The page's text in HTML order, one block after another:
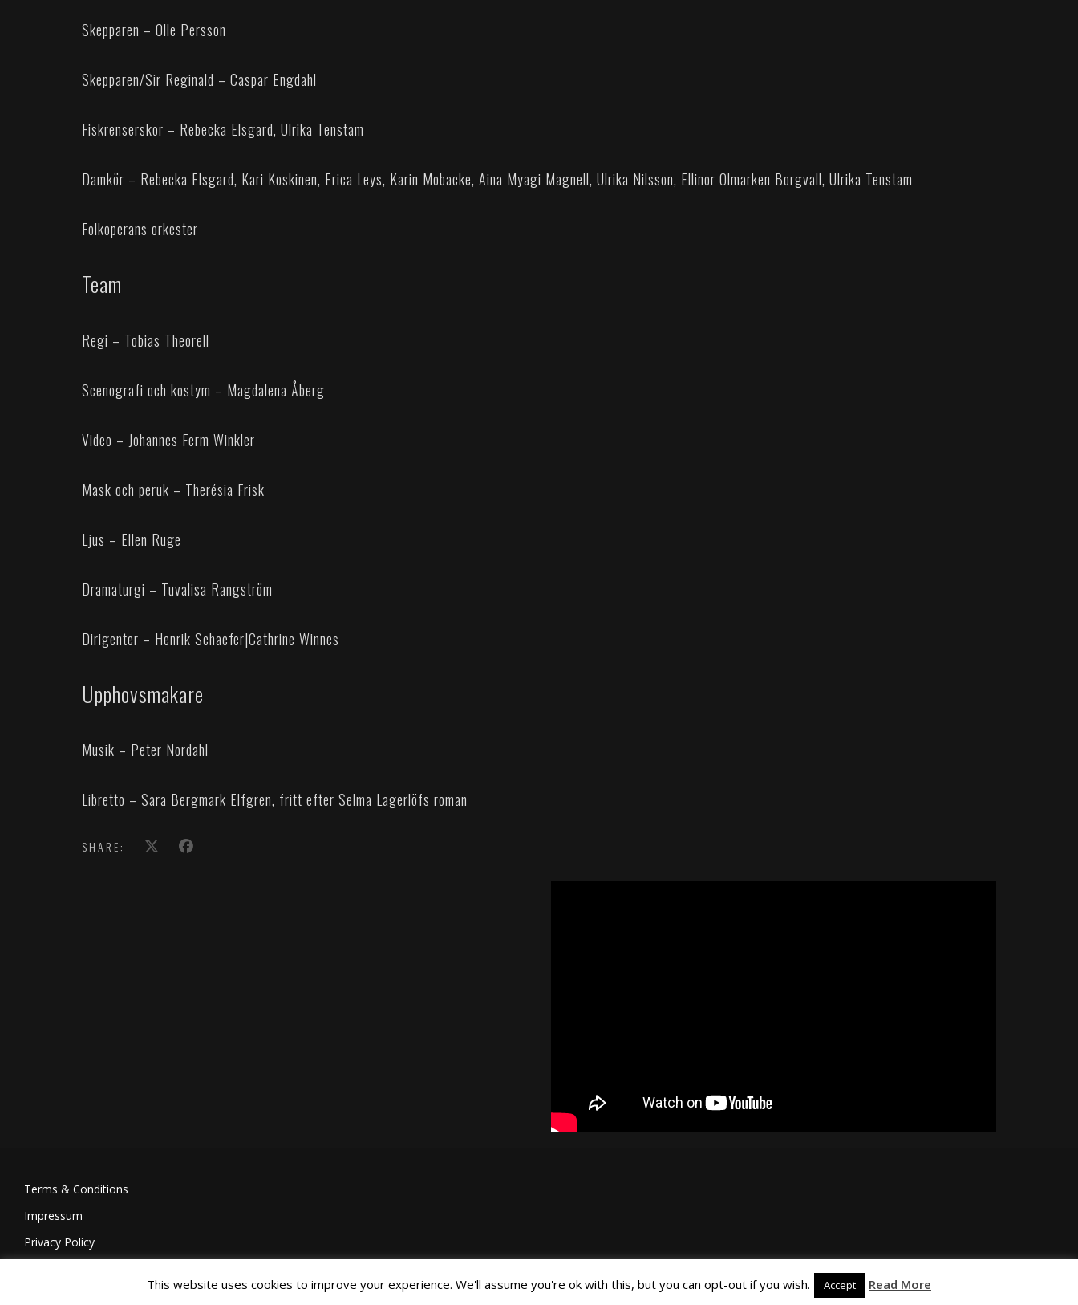
Skepparen – Olle Persson
Skepparen/Sir Reginald – Caspar Engdahl
Fiskrenserskor – Rebecka Elsgard, Ulrika Tenstam
Damkör – Rebecka Elsgard, Kari Koskinen, Erica Leys, Karin Mobacke, Aina Myagi Magnell, Ulrika Nilsson, Ellinor Olmarken Borgvall, Ulrika Tenstam
Folkoperans orkester
Team
Regi – Tobias Theorell
Scenografi och kostym – Magdalena Åberg
Video – Johannes Ferm Winkler
Mask och peruk – Therésia Frisk
Ljus – Ellen Ruge
Dramaturgi – Tuvalisa Rangström
Dirigenter – Henrik Schaefer|Cathrine Winnes
Upphovsmakare
Musik – Peter Nordahl
Libretto – Sara Bergmark Elfgren, fritt efter Selma Lagerlöfs roman
SHARE:
Terms & Conditions
Impressum
Privacy Policy
©Joa Helgesson, 2018
This website uses cookies to improve your experience. We'll assume you're ok with this, but you can opt-out if you wish. Accept Read More